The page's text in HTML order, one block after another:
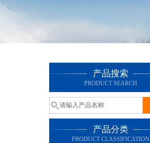
产品搜索
PRODUCT SEARCH
产品分类
PRODUCT CLASSIFICATION